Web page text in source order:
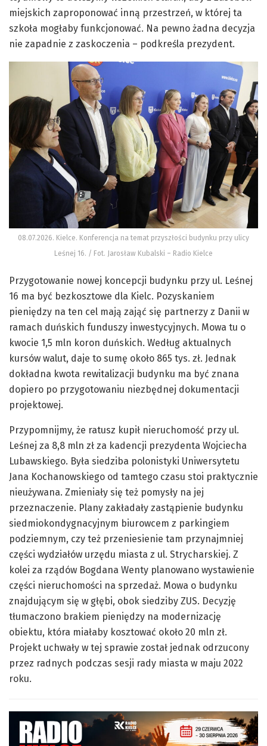
miejskich zaproponować inną przestrzeń, w której ta
szkoła mogłaby funkcjonować. Na pewno żadna decyzja
nie zapadnie z zaskoczenia – podkreśla prezydent.
08.07.2026. Kielce. Konferencja na temat przyszłości budynku przy ulicy
Leśnej 16. / Fot. Jarosław Kubalski – Radio Kielce
Przygotowanie nowej koncepcji budynku przy ul. Leśnej
16 ma być bezkosztowe dla Kielc. Pozyskaniem
pieniędzy na ten cel mają zająć się partnerzy z Danii w
ramach duńskich funduszy inwestycyjnych. Mowa tu o
kwocie 1,5 mln koron duńskich. Według aktualnych
kursów walut, daje to sumę około 865 tys. zł. Jednak
dokładna kwota rewitalizacji budynku ma być znana
dopiero po przygotowaniu niezbędnej dokumentacji
projektowej.
Przypomnijmy, że ratusz kupił nieruchomość przy ul.
Leśnej za 8,8 mln zł za kadencji prezydenta Wojciecha
Lubawskiego. Była siedziba polonistyki Uniwersytetu
Jana Kochanowskiego od tamtego czasu stoi praktycznie
nieużywana. Zmieniały się też pomysły na jej
przeznaczenie. Plany zakładały zastąpienie budynku
siedmiokondygnacyjnym biurowcem z parkingiem
podziemnym, czy też przeniesienie tam przynajmniej
części wydziałów urzędu miasta z ul. Strycharskiej. Z
kolei za rządów Bogdana Wenty planowano wystawienie
części nieruchomości na sprzedaż. Mowa o budynku
znajdującym się w głębi, obok siedziby ZUS. Decyzję
tłumaczono brakiem pieniędzy na modernizację
obiektu, która miałaby kosztować około 20 mln zł.
Projekt uchwały w tej sprawie został jednak odrzucony
przez radnych podczas sesji rady miasta w maju 2022
roku.